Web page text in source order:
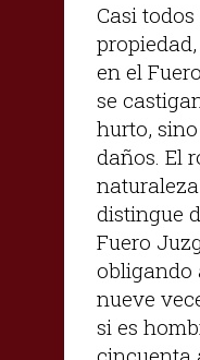
Casi
en el
se
hurto,
daños. El
distingue
Fuero
obligando
nueve
si es